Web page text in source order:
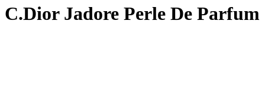
C.Dior Jadore Perle De Parfum